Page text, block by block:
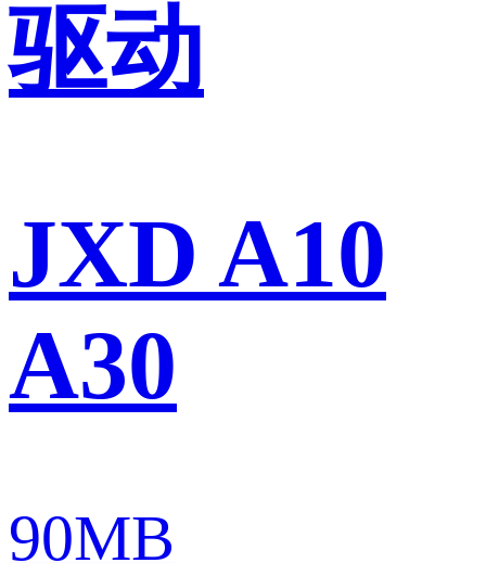
驱动
JXD A10
A30
90MB